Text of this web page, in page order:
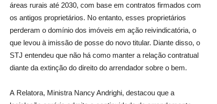
áreas rurais até 2030, com base em contratos firmados com
os antigos proprietários. No entanto, esses proprietários
perderam o domínio dos imóveis em ação reivindicatória, o
que levou à imissão de posse do novo titular. Diante disso, o
STJ entendeu que não há como manter a relação contratual
diante da extinção do direito do arrendador sobre o bem.
A Relatora, Ministra Nancy Andrighi, destacou que a